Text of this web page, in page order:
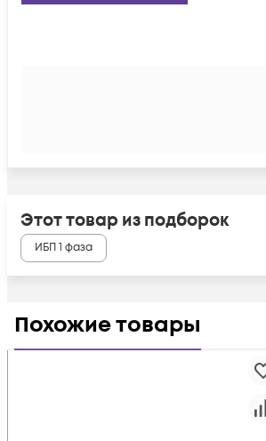
Этот товар из подборок
ИБП 1 фаза
Похожие товары